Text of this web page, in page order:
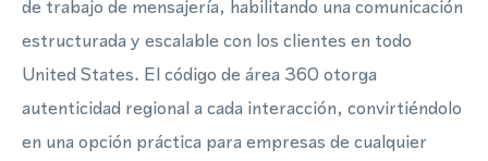
de trabajo de mensajería, habilitando una comunicación
estructurada y escalable con los clientes en todo
United States. El código de área 360 otorga
autenticidad regional a cada interacción, convirtiéndolo
en una opción práctica para empresas de cualquier